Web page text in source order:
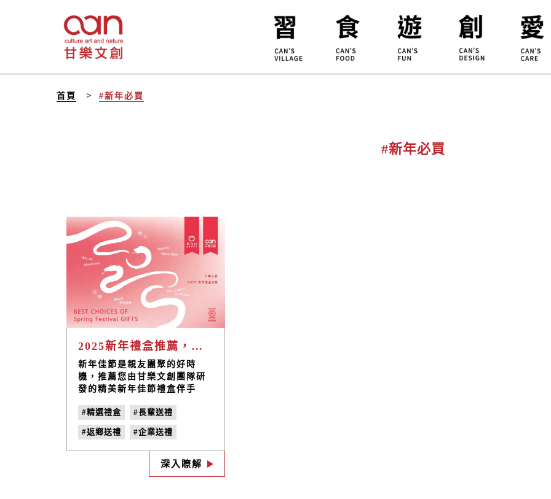
首頁 #新年必買
#新年必買
2025新年禮盒推薦，快來挑選最能傳遞心意的好禮~
新年佳節是親友團聚的好時
機，推薦您由甘樂文創團隊研
發的精美新年佳節禮盒伴手
並以天然無添加的方式製作出
多款健康商品，不只禮盒包裝
精緻、有質感，多樣化的內容
組合搭配，輕鬆滿足不同送禮
長輩或親友的需求，讓您體面
送禮、完美表達心意！
#精選禮盒 #長輩送禮
#返鄉送禮 #企業送禮
#年節伴手禮 #Buying Power
#新年必買
深入瞭解